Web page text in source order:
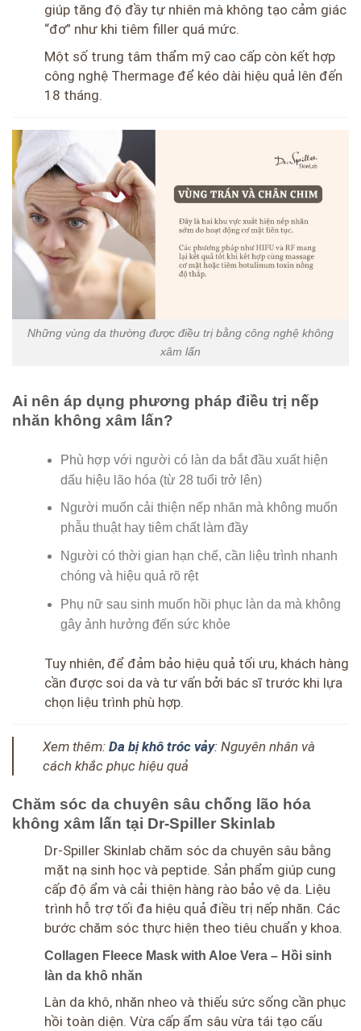
giúp tăng độ đầy tự nhiên mà không tạo cảm giác
“đơ” như khi tiêm filler quá mức.
Một số trung tâm thẩm mỹ cao cấp còn kết hợp
công nghệ Thermage để kéo dài hiệu quả lên đến
18 tháng.
Những vùng da thường được điều trị bằng công nghệ không
xâm lấn
Ai nên áp dụng phương pháp điều trị nếp
nhăn không xâm lấn?
Phù hợp với người có làn da bắt đầu xuất hiện
dấu hiệu lão hóa (từ 28 tuổi trở lên)
Người muốn cải thiện nếp nhăn mà không muốn
phẫu thuật hay tiêm chất làm đầy
Người có thời gian hạn chế, cần liệu trình nhanh
chóng và hiệu quả rõ rệt
Phụ nữ sau sinh muốn hồi phục làn da mà không
gây ảnh hưởng đến sức khỏe
Tuy nhiên, để đảm bảo hiệu quả tối ưu, khách hàng
cần được soi da và tư vấn bởi bác sĩ trước khi lựa
chọn liệu trình phù hợp.
Xem thêm: Da bị khô tróc vảy: Nguyên nhân và
cách khắc phục hiệu quả
Chăm sóc da chuyên sâu chống lão hóa
không xâm lấn tại Dr-Spiller Skinlab
Dr-Spiller Skinlab chăm sóc da chuyên sâu bằng
mặt nạ sinh học và peptide. Sản phẩm giúp cung
cấp độ ẩm và cải thiện hàng rào bảo vệ da. Liệu
trình hỗ trợ tối đa hiệu quả điều trị nếp nhăn. Các
bước chăm sóc thực hiện theo tiêu chuẩn y khoa.
Collagen Fleece Mask with Aloe Vera – Hồi sinh
làn da khô nhăn
Làn da khô, nhăn nheo và thiếu sức sống cần phục
hồi toàn diện. Vừa cấp ẩm sâu vừa tái tạo cấu